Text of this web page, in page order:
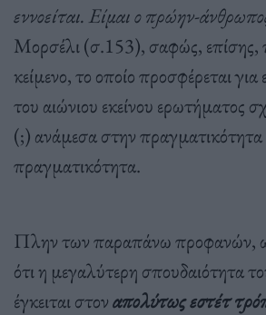
εννοείται. Είμαι ο πρώην-
Μορσέλι (σ.153), σαφώς, επίσης,
κείμενο, το οποίο προσφέρεται
του αιώνιου εκείνου ερωτήματος
(;) ανάμεσα στην πραγματικότητα
πραγματικότητα.
Πλην των παραπάνω προφανών,
ότι η μεγαλύτερη σπουδαιότητα
έγκειται στοναπολύτως εστέτ